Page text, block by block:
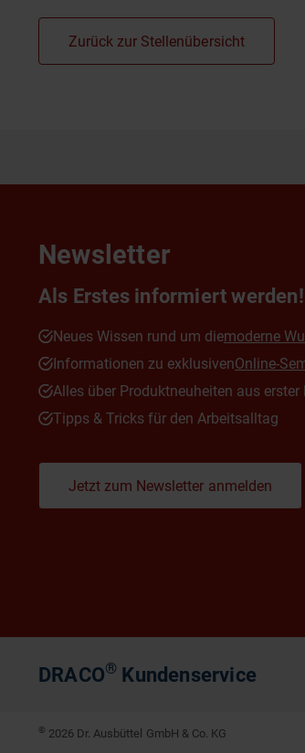
Zurück zur Stellenübersicht
Newsletter
Als Erstes informiert werden!
Neues Wissen rund um diemoderne
Informationen zu exklusivenOnline-
Alles über Produktneuheiten aus erster
Tipps & Tricks für den Arbeitsalltag
Jetzt zum Newsletter anmelden
DRACO® Kundenservice
© 2026 Dr. Ausbüttel GmbH & Co. KG